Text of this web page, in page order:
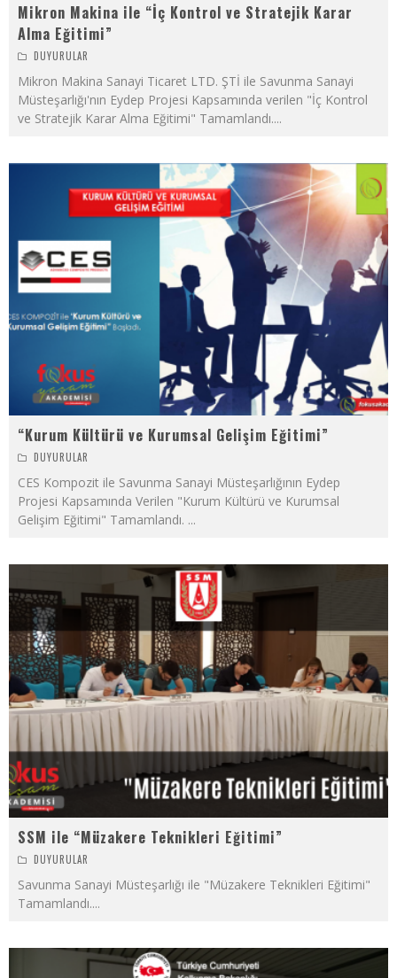
Mikron Makina ile “İç Kontrol ve Stratejik Karar
Alma Eğitimi”
DUYURULAR
Mikron Makina Sanayi Ticaret LTD. ŞTİ ile Savunma Sanayi
Müsteşarlığı'nın Eydep Projesi Kapsamında verilen "İç Kontrol
ve Stratejik Karar Alma Eğitimi" Tamamlandı....
“Kurum Kültürü ve Kurumsal Gelişim Eğitimi”
DUYURULAR
CES Kompozit ile Savunma Sanayi Müsteşarlığının Eydep
Projesi Kapsamında Verilen "Kurum Kültürü ve Kurumsal
Gelişim Eğitimi" Tamamlandı. ...
SSM ile “Müzakere Teknikleri Eğitimi”
DUYURULAR
Savunma Sanayi Müsteşarlığı ile "Müzakere Teknikleri Eğitimi"
Tamamlandı....